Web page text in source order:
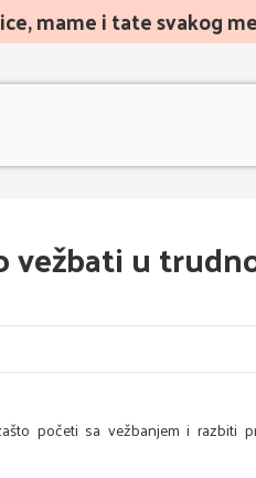
mame i tate svakog
vežbati u
početi sa vežbanjem i razbiti